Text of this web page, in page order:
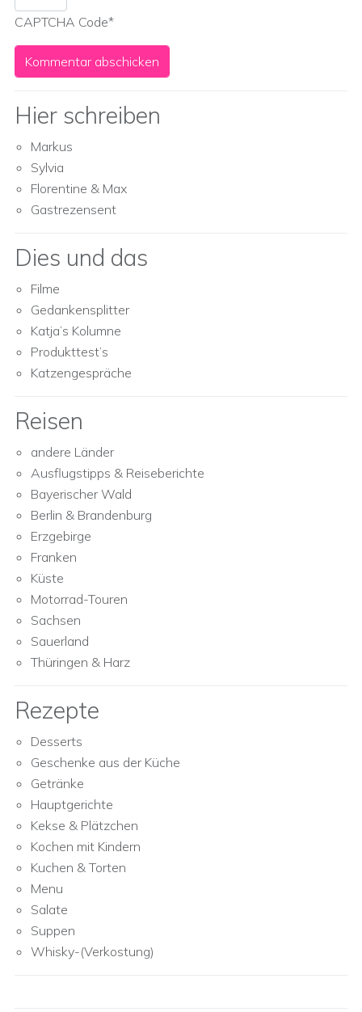
CAPTCHA Code*
Hier schreiben
Markus
Sylvia
Florentine & Max
Gastrezensent
Dies und das
Filme
Gedankensplitter
Katja’s Kolumne
Produkttest’s
Katzengespräche
Reisen
andere Länder
Ausflugstipps & Reiseberichte
Bayerischer Wald
Berlin & Brandenburg
Erzgebirge
Franken
Küste
Motorrad-Touren
Sachsen
Sauerland
Thüringen & Harz
Rezepte
Desserts
Geschenke aus der Küche
Getränke
Hauptgerichte
Kekse & Plätzchen
Kochen mit Kindern
Kuchen & Torten
Menu
Salate
Suppen
Whisky-(Verkostung)